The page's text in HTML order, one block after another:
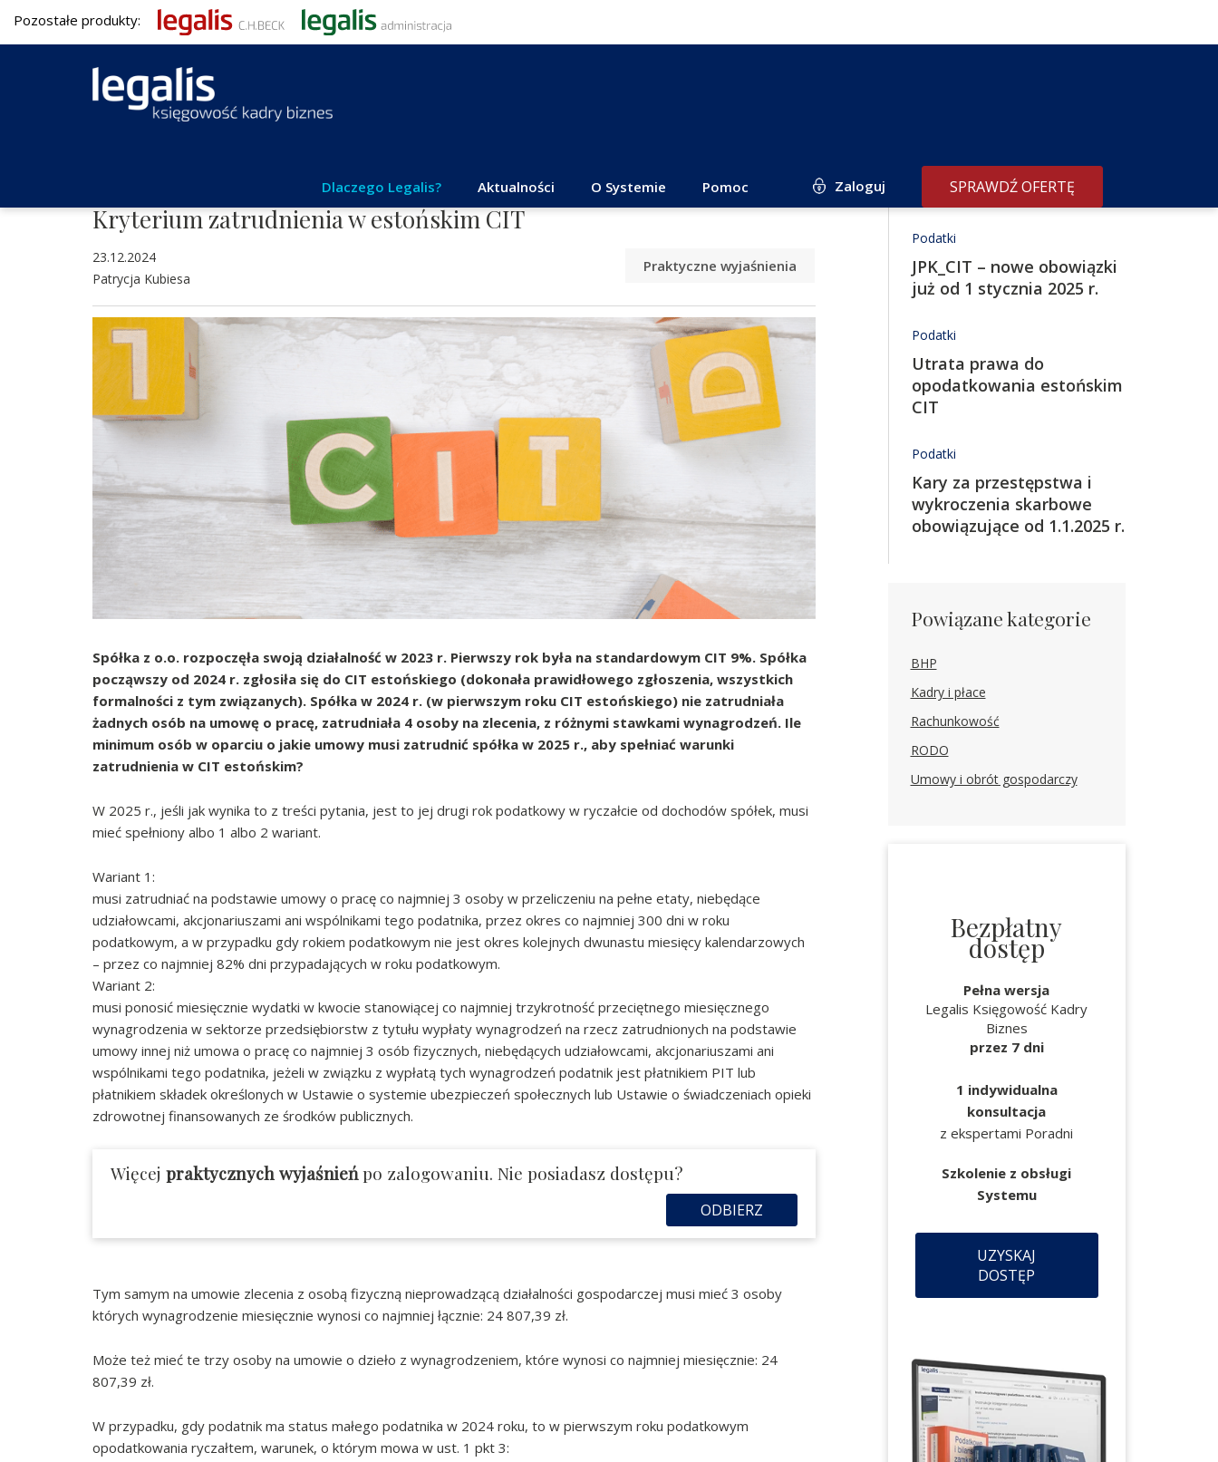
Pozostałe produkty:
Dlaczego Legalis? Aktualności O Systemie Pomoc Zaloguj SPRAWDŹ OFERTĘ
Kryterium zatrudnienia w estońskim CIT
23.12.2024
Patrycja Kubiesa
Praktyczne wyjaśnienia
Spółka z o.o. rozpoczęła swoją działalność w 2023 r. Pierwszy rok była na standardowym CIT 9%. Spółka
począwszy od 2024 r. zgłosiła się do CIT estońskiego (dokonała prawidłowego zgłoszenia, wszystkich
formalności z tym związanych). Spółka w 2024 r. (w pierwszym roku CIT estońskiego) nie zatrudniała
żadnych osób na umowę o pracę, zatrudniała 4 osoby na zlecenia, z różnymi stawkami wynagrodzeń. Ile
minimum osób w oparciu o jakie umowy musi zatrudnić spółka w 2025 r., aby spełniać warunki
zatrudnienia w CIT estońskim?
W 2025 r., jeśli jak wynika to z treści pytania, jest to jej drugi rok podatkowy w ryczałcie od dochodów spółek, musi
mieć spełniony albo 1 albo 2 wariant.
Wariant 1:
musi zatrudniać na podstawie umowy o pracę co najmniej 3 osoby w przeliczeniu na pełne etaty, niebędące
udziałowcami, akcjonariuszami ani wspólnikami tego podatnika, przez okres co najmniej 300 dni w roku
podatkowym, a w przypadku gdy rokiem podatkowym nie jest okres kolejnych dwunastu miesięcy kalendarzowych
– przez co najmniej 82% dni przypadających w roku podatkowym.
Wariant 2:
musi ponosić miesięcznie wydatki w kwocie stanowiącej co najmniej trzykrotność przeciętnego miesięcznego
wynagrodzenia w sektorze przedsiębiorstw z tytułu wypłaty wynagrodzeń na rzecz zatrudnionych na podstawie
umowy innej niż umowa o pracę co najmniej 3 osób fizycznych, niebędących udziałowcami, akcjonariuszami ani
wspólnikami tego podatnika, jeżeli w związku z wypłatą tych wynagrodzeń podatnik jest płatnikiem PIT lub
płatnikiem składek określonych w Ustawie o systemie ubezpieczeń społecznych lub Ustawie o świadczeniach opieki
zdrowotnej finansowanych ze środków publicznych.
Więcej praktycznych wyjaśnieńpo zalogowaniu. Nie posiadasz dostępu?
ODBIERZ
Tym samym na umowie zlecenia z osobą fizyczną nieprowadzącą działalności gospodarczej musi mieć 3 osoby
których wynagrodzenie miesięcznie wynosi co najmniej łącznie: 24 807,39 zł.
Może też mieć te trzy osoby na umowie o dzieło z wynagrodzeniem, które wynosi co najmniej miesięcznie: 24
807,39 zł.
W przypadku, gdy podatnik ma status małego podatnika w 2024 roku, to w pierwszym roku podatkowym
opodatkowania ryczałtem, warunek, o którym mowa w ust. 1 pkt 3:
Redakcja poleca
Podatki
JPK_CIT – nowe obowiązki
już od 1 stycznia 2025 r.
Podatki
Utrata prawa do
opodatkowania estońskim
CIT
Podatki
Kary za przestępstwa i
wykroczenia skarbowe
obowiązujące od 1.1.2025 r.
Powiązane kategorie
BHP
Kadry i płace
Rachunkowość
RODO
Umowy i obrót gospodarczy
Bezpłatny
dostęp
Pełna wersja
Legalis Księgowość Kadry
Biznes
przez 7 dni
1 indywidualna
konsultacja
z ekspertami Poradni
Szkolenie z obsługi
Systemu
UZYSKAJ
DOSTĘP